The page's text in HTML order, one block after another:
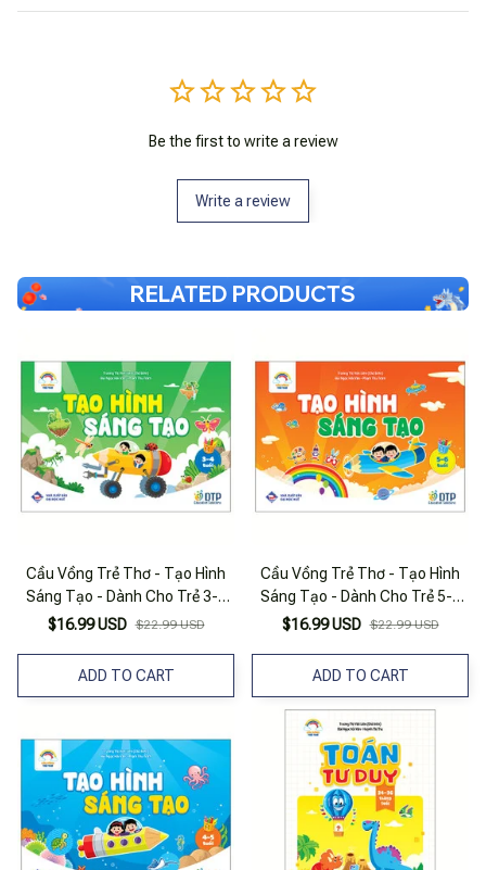
Be the first to write a review
Write a review
RELATED PRODUCTS
Cầu Vồng Trẻ Thơ - Tạo Hình
Sáng Tạo - Dành Cho Trẻ 3-4
Tuổi
$16.99 USD $22.99 USD
ADD TO CART
Cầu Vồng Trẻ Thơ - Tạo Hình
Sáng Tạo - Dành Cho Trẻ 5-6
Tuổi
$16.99 USD $22.99 USD
ADD TO CART